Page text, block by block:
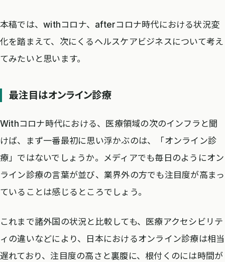
本稿では、withコロナ、afterコロナ時代における状況変
化を踏まえて、次にくるヘルスケアビジネスについて考え
てみたいと思います。
最注目はオンライン診療
Withコロナ時代における、医療領域の次のインフラと聞
けば、まず一番最初に思い浮かぶのは、「オンライン診
療」ではないでしょうか。メディアでも毎日のようにオン
ライン診療の言葉が並び、業界外の方でも注目度が高まっ
ていることは感じるところでしょう。
これまで諸外国の状況と比較しても、医療アクセシビリテ
ィの違いなどにより、日本におけるオンライン診療は相当
遅れており、注目度の高さと裏腹に、根付くのには時間が